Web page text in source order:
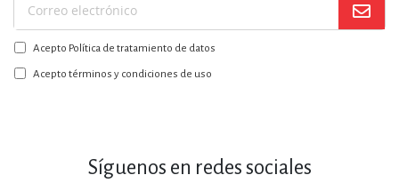
Suscríbase
a
nuestro
boletín:
Acepto Política de tratamiento de datos
Acepto términos y condiciones de uso
Síguenos en redes sociales